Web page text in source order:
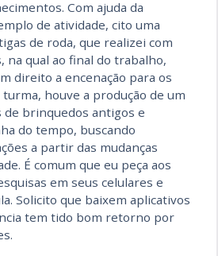
Com ajuda da
de atividade, cito uma
de roda, que realizei com
na qual ao final do trabalho,
direito a encenação para os
turma, houve a produção de um
de brinquedos antigos e
do tempo, buscando
a partir das mudanças
É comum que eu peça aos
em seus celulares e
Solicito que baixem aplicativos
tem tido bom retorno por